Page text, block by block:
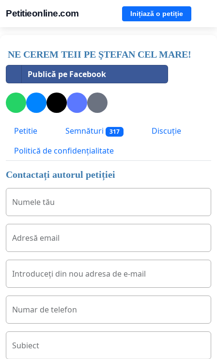
Petitieonline.com Inițiază o petiție
NE CEREM TEII PE ŞTEFAN CEL MARE!
Publică pe Facebook
Petitie Semnături 317
Discuție
Politică de confidențialitate
Contactați autorul petiției
Numele tău
Adresă email
Introduceți din nou adresa de e-mail
Numar de telefon
Subiect